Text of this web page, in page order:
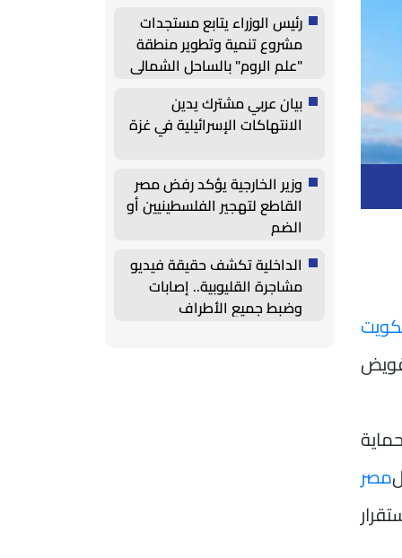
مصر
رئيس الوزراء يتابع مستجدات
مشروع تنمية وتطوير منطقة
"علم الروم" بالساحل الشمالي
بيان عربي مشترك يدين
الانتهاكات الإسرائيلية في غزة
وزير الخارجية يؤكد رفض مصر
القاطع لتهجير الفلسطينيين أو
الضم
الداخلية تكشف حقيقة فيديو
مشاجرة القليوبية.. إصابات
وضبط جميع الأطراف